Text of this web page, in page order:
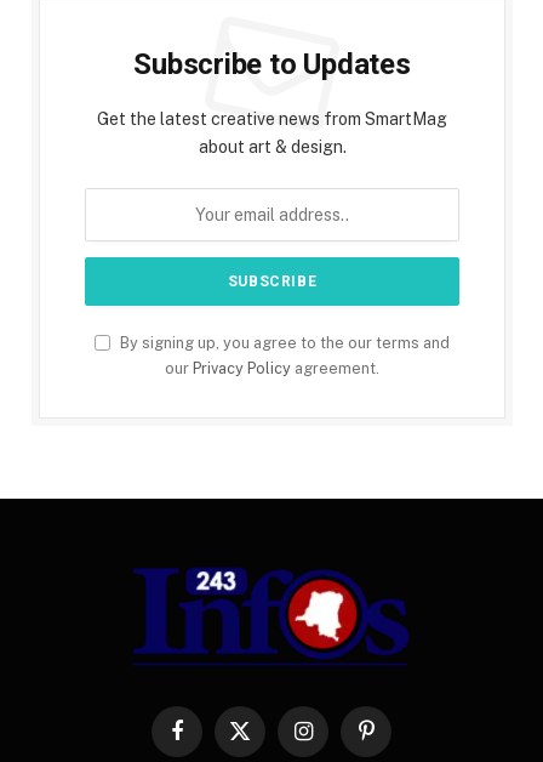
Subscribe to Updates
Get the latest creative news from SmartMag
about art & design.
By signing up, you agree to the our terms and
our Privacy Policy agreement.
Facebook
X
InstagramPinterest